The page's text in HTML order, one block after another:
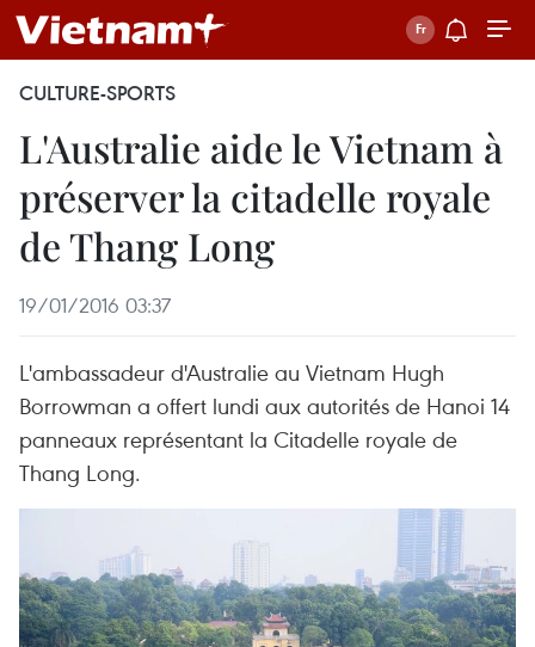
CULTURE-SPORTS
L'Australie aide le Vietnam à
préserver la citadelle royale
de Thang Long
19/01/2016 03:37
L'ambassadeur d'Australie au Vietnam Hugh
Borrowman a offert lundi aux autorités de Hanoi 14
panneaux représentant la Citadelle royale de
Thang Long.